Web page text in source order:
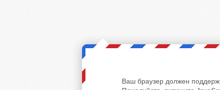
Ваш браузер должен